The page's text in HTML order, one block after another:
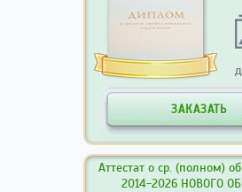
ЗАКАЗАТЬ
Аттестат о ср. (полном)
2014-2026 НОВОГО